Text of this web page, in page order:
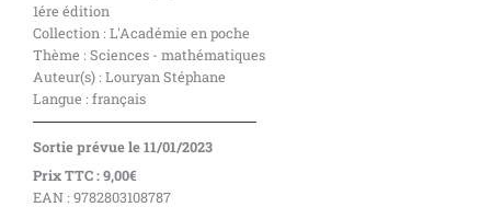
1ére édition
Collection : L'Académie en poche
Thème : Sciences - mathématiques
Auteur(s) : Louryan Stéphane
Langue : français
Sortie prévue le 11/01/2023
Prix TTC : 9,00€
EAN : 9782803108787